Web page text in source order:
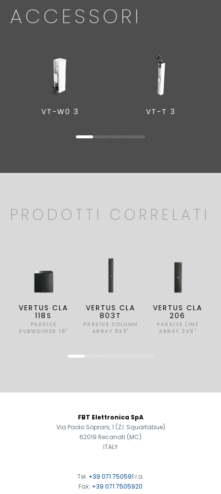
ACCESSORI
VT-W0 3 VT-T 3
PRODOTTI CORRELATI
VERTUS CLA
118S
PASSIVE
SUBWOOFER 18"
VERTUS CLA
803T
PASSIVE COLUMN
ARRAY 8X3"
VERTUS CLA
206
PASSIVE LINE
ARRAY 2X6"
FOOTER
FBT Elettronica SpA
Via Paolo Soprani, 1 (Z.I. Squartabue)
62019 Recanati (MC)
ITALY
Tel. +39 071 750591 r.a.
Fax: +39 071 7505920